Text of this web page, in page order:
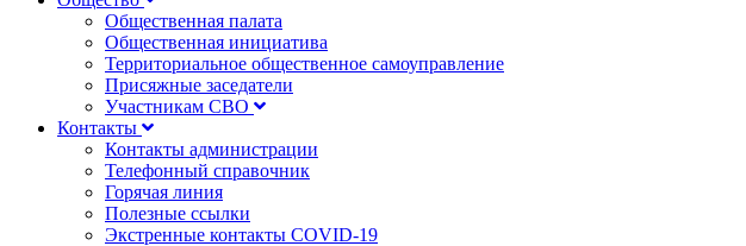
Общественная палата
Общественная инициатива
Территориальное общественное самоуправление
Присяжные заседатели
Участникам СВО
Контакты
Контакты администрации
Телефонный справочник
Горячая линия
Полезные ссылки
Экстренные контакты COVID-19